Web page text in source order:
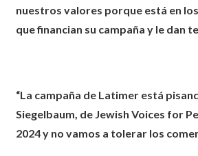
nuestros valores porque está en
que financian su campaña y le dan
“La campaña de Latimer está
Siegelbaum, de Jewish Voices for
2024 y no vamos a tolerar los